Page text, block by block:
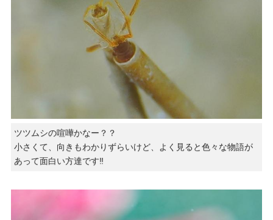
ツツムシの喧嘩かなー？？
小さくて、向きもわかりずらいけど、よく見ると色々な物語が
あって面白い方達です‼️